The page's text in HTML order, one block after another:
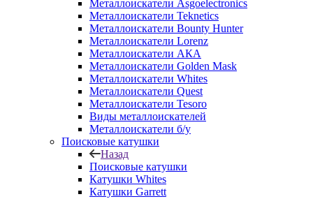
Металлоискатели Asgoelectronics
Металлоискатели Teknetics
Металлоискатели Bounty Hunter
Металлоискатели Lorenz
Металлоискатели АКА
Металлоискатели Golden Mask
Металлоискатели Whites
Металлоискатели Quest
Металлоискатели Tesoro
Виды металлоискателей
Металлоискатели б/у
Поисковые катушки
Назад
Поисковые катушки
Катушки Whites
Катушки Garrett